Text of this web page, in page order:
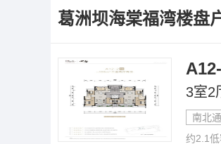
葛洲坝海棠福湾楼盘
3室2
南北
约2.1